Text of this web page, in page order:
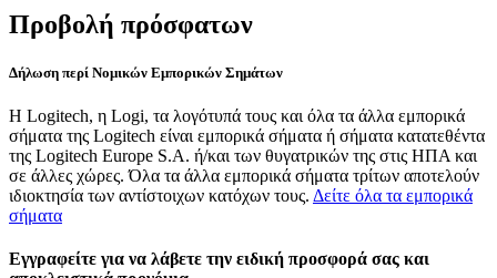
Προβολή πρόσφατων
Δήλωση περί Νομικών Εμπορικών Σημάτων
Η Logitech, η Logi, τα λογότυπά τους και όλα τα άλλα εμπορικά
σήματα της Logitech είναι εμπορικά σήματα ή σήματα κατατεθέντα
της Logitech Europe S.A. ή/και των θυγατρικών της στις ΗΠΑ και
σε άλλες χώρες. Όλα τα άλλα εμπορικά σήματα τρίτων αποτελούν
ιδιοκτησία των αντίστοιχων κατόχων τους. Δείτε όλα τα εμπορικά
σήματα
Εγγραφείτε για να λάβετε την ειδική προσφορά σας και